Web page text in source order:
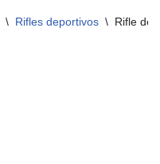
\ Rifles deportivos \ Rifle de